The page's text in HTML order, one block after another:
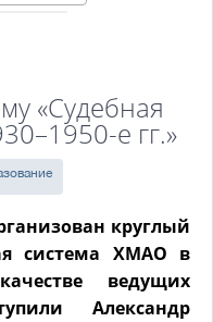
«Судебная
е гг.»
круглый
система ХМАО в
ведущих
Александр